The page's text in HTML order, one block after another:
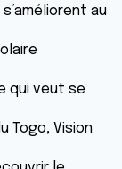
au
qui veut se
Togo, Vision